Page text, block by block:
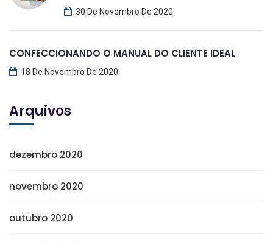
30 De Novembro De 2020
CONFECCIONANDO O MANUAL DO CLIENTE IDEAL
18 De Novembro De 2020
Arquivos
dezembro 2020
novembro 2020
outubro 2020